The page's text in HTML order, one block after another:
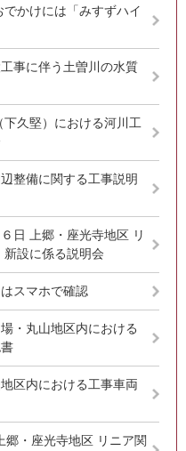
かけには「みすずハイ
事に伴う土曽川の水質
久堅）における河川工
整備に関する工事説明
日 上郷・座光寺地区 リ
設に係る説明会
スマホで確認
・丸山地区内における
区内における工事車両
・座光寺地区 リニア関